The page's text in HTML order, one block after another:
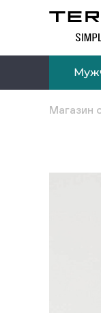
Магазин